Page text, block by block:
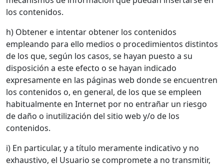
los contenidos.
h) Obtener e intentar obtener los contenidos
empleando para ello medios o procedimientos distintos
de los que, según los casos, se hayan puesto a su
disposición a este efecto o se hayan indicado
expresamente en las páginas web donde se encuentren
los contenidos o, en general, de los que se empleen
habitualmente en Internet por no entrañar un riesgo
de daño o inutilización del sitio web y/o de los
contenidos.
i) En particular, y a título meramente indicativo y no
exhaustivo, el Usuario se compromete a no transmitir,